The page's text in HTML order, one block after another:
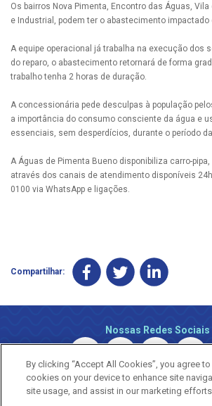
Os bairros Nova Pimenta, Encontro das Águas, Vila
e Industrial, podem ter o abastecimento impactado
A equipe operacional já trabalha na execução dos
do reparo, o abastecimento retornará de forma
trabalho tenha 2 horas de duração.
A concessionária pede desculpas à população
a importância do consumo consciente da água e
essenciais, sem desperdícios, durante o período
A Águas de Pimenta Bueno disponibiliza carro-
através dos canais de atendimento disponíveis
0100 via WhatsApp e ligações.
Compartilhar:
Nossas Redes Sociais
By clicking “Accept All Cookies”, you agree
cookies on your device to enhance site
site usage, and assist in our marketing